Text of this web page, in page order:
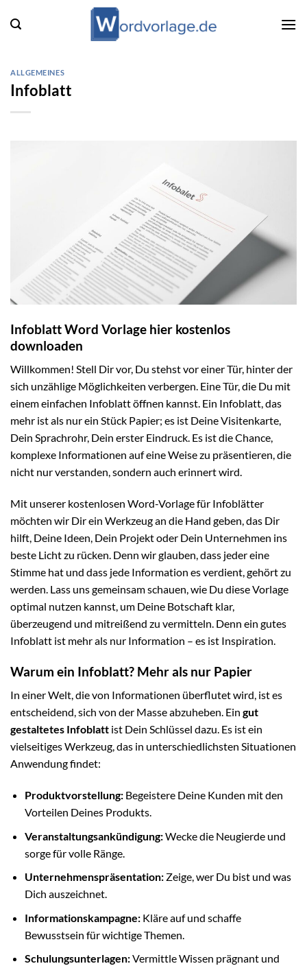
Inhalt
ALLGEMEINES
Infoblatt
Infoblatt Word Vorlage hier kostenlos
downloaden
Willkommen! Stell Dir vor, Du stehst vor einer Tür, hinter der
sich unzählige Möglichkeiten verbergen. Eine Tür, die Du mit
einem einfachen Infoblatt öffnen kannst. Ein Infoblatt, das
mehr ist als nur ein Stück Papier; es ist Deine Visitenkarte,
Dein Sprachrohr, Dein erster Eindruck. Es ist die Chance,
komplexe Informationen auf eine Weise zu präsentieren, die
nicht nur verstanden, sondern auch erinnert wird.
Mit unserer kostenlosen Word-Vorlage für Infoblätter
möchten wir Dir ein Werkzeug an die Hand geben, das Dir
hilft, Deine Ideen, Dein Projekt oder Dein Unternehmen ins
beste Licht zu rücken. Denn wir glauben, dass jeder eine
Stimme hat und dass jede Information es verdient, gehört zu
werden. Lass uns gemeinsam schauen, wie Du diese Vorlage
optimal nutzen kannst, um Deine Botschaft klar,
überzeugend und mitreißend zu vermitteln. Denn ein gutes
Infoblatt ist mehr als nur Information – es ist Inspiration.
Warum ein Infoblatt? Mehr als nur Papier
In einer Welt, die von Informationen überflutet wird, ist es
entscheidend, sich von der Masse abzuheben. Ein gut
gestaltetes Infoblatt ist Dein Schlüssel dazu. Es ist ein
vielseitiges Werkzeug, das in unterschiedlichsten Situationen
Anwendung findet:
Produktvorstellung:Begeistere Deine Kunden mit den
Vorteilen Deines Produkts.
Veranstaltungsankündigung:Wecke die Neugierde und
sorge für volle Ränge.
Unternehmenspräsentation:Zeige, wer Du bist und was
Dich auszeichnet.
Informationskampagne:Kläre auf und schaffe
Bewusstsein für wichtige Themen.
Schulungsunterlagen:Vermittle Wissen prägnant und